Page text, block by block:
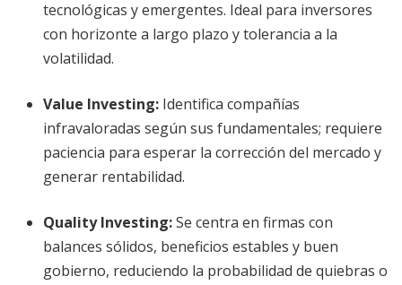
tecnológicas y emergentes. Ideal para inversores
con horizonte a largo plazo y tolerancia a la
volatilidad.
Value Investing: Identifica compañías
infravaloradas según sus fundamentales; requiere
paciencia para esperar la corrección del mercado y
generar rentabilidad.
Quality Investing:Se centra en firmas con
balances sólidos, beneficios estables y buen
gobierno, reduciendo la probabilidad de quiebras o